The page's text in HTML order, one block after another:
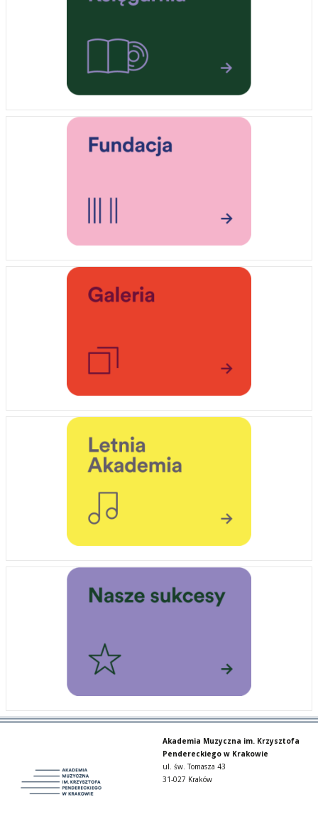
Akademia Muzyczna im. Krzysztofa
Pendereckiego w Krakowie
ul. św. Tomasza 43
31-027 Kraków